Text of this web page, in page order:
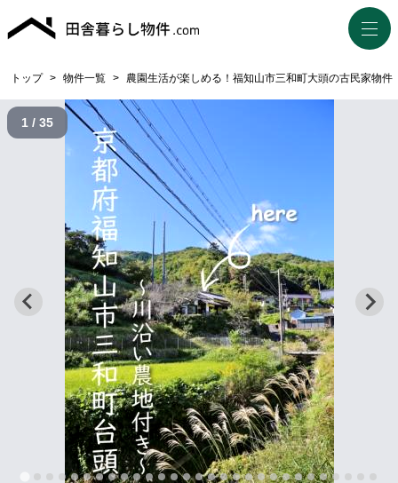
トップ > 物件一覧 > 農園生活が楽しめる！福知山市三和町大頭の古民家物件
1 / 35